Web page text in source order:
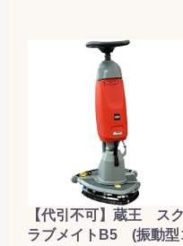
【代引不可】蔵王 スク
ラブメイトB5 (振動型